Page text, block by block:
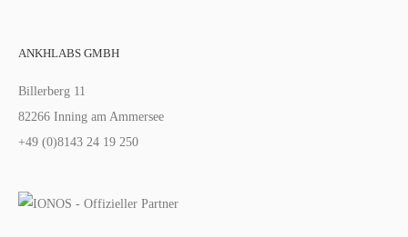
ANKHLABS GMBH
Billerberg 11
82266 Inning am Ammersee
+49 (0)8143 24 19 250